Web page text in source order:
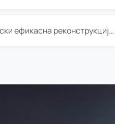
Оглас за Барање понуди за “Енергетски ефикасна реконструкција на објектот ООУ „Св. Кирил и Методиј"